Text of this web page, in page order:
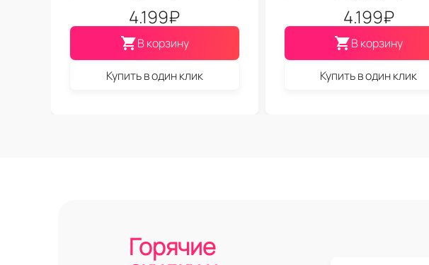
4.199₽
В корзину
Купить в один клик
4.199₽
В корзину
Купить в один клик
Горячие